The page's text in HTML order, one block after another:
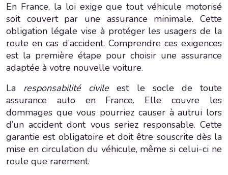
En France, la loi exige que tout véhicule motorisé
soit couvert par une assurance minimale. Cette
obligation légale vise à protéger les usagers de la
route en cas d’accident. Comprendre ces exigences
est la première étape pour choisir une assurance
adaptée à votre nouvelle voiture.
La responsabilité civileest le socle de toute
assurance auto en France. Elle couvre les
dommages que vous pourriez causer à autrui lors
d’un accident dont vous seriez responsable. Cette
garantie est obligatoire et doit être souscrite dès la
mise en circulation du véhicule, même si celui-ci ne
roule que rarement.